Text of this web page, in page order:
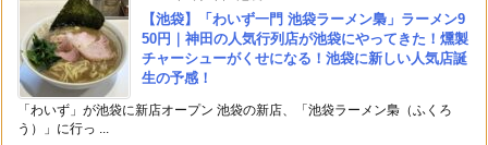
【池袋】「わいず一門 池袋ラーメン梟」ラーメン9
50円｜神田の人気行列店が池袋にやってきた！燻製
チャーシューがくせになる！池袋に新しい人気店誕
生の予感！
「わいず」が池袋に新店オープン 池袋の新店、「池袋ラーメン梟（ふくろ
う）」に行っ ...